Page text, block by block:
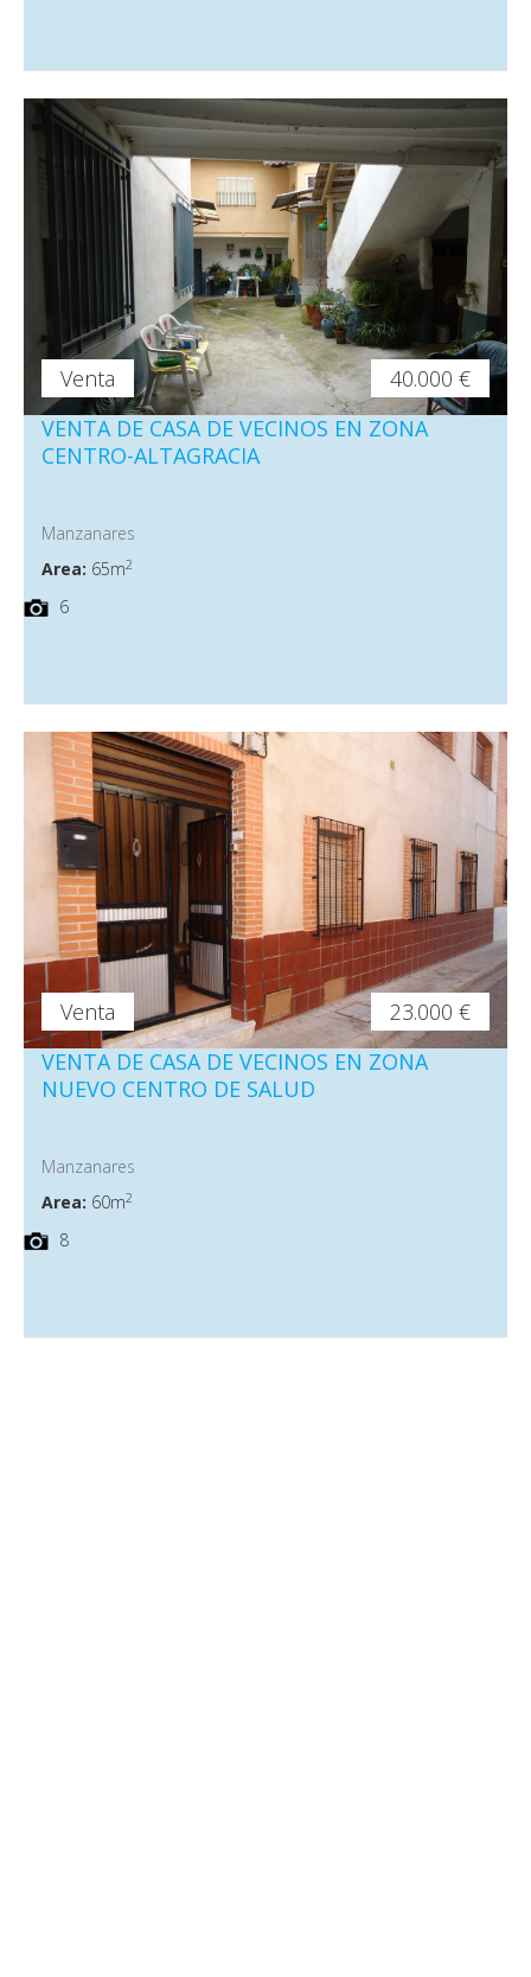
Venta
40.000 €
VENTA DE CASA DE VECINOS EN ZONA
CENTRO-ALTAGRACIA
Manzanares
Area: 65m2
6
Venta
23.000 €
VENTA DE CASA DE VECINOS EN ZONA
NUEVO CENTRO DE SALUD
Manzanares
Area: 60m2
8